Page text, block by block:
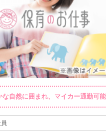
な自然に囲まれ、マイカー通勤可